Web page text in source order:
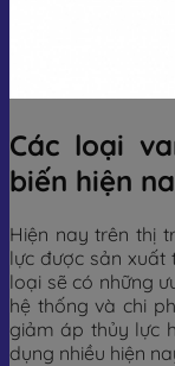
Các loại
biến hiện
Hiện nay trên thị
lực được sản xuất
loại sẽ có những
hệ thống và chi
giảm áp thủy lực
dụng nhiều hiện